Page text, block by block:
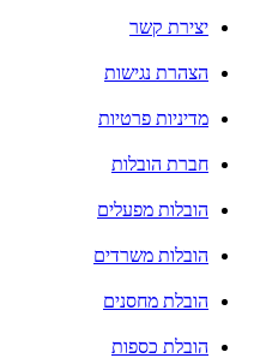
יצירת קשר
הצהרת נגישות
מדיניות פרטיות
חברת הובלות
הובלות מפעלים
הובלות משרדים
הובלת מחסנים
הובלת כספות